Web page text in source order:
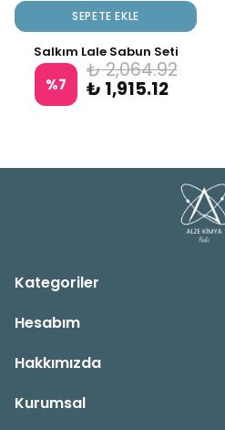
SEPETE EKLE
Salkım Lale Sabun Seti
%7
₺ 2,064.92
₺ 1,915.12
Kategoriler
Hesabım
Hakkımızda
Kurumsal